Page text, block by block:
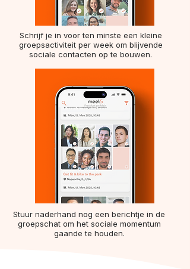
Schrijf je in voor ten minste een kleine
groepsactiviteit per week om blijvende
sociale contacten op te bouwen.
Stuur naderhand nog een berichtje in de
groepschat om het sociale momentum
gaande te houden.